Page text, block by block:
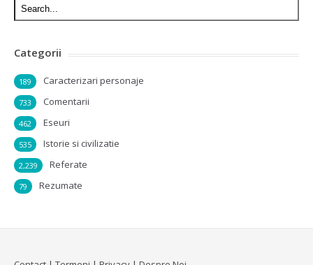
Categorii
Caracterizari personaje
189
Comentarii
733
Eseuri
462
Istorie si civilizatie
535
Referate
2,239
Rezumate
79